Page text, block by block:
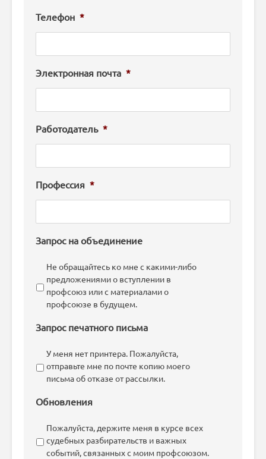
Телефон *
Электронная почта *
Работодатель *
Профессия *
Запрос на объединение
Не обращайтесь ко мне с какими-либо
предложениями о вступлении в
профсоюз или с материалами о
профсоюзе в будущем.
Запрос печатного письма
У меня нет принтера. Пожалуйста,
отправьте мне по почте копию моего
письма об отказе от рассылки.
Обновления
Пожалуйста, держите меня в курсе всех
судебных разбирательств и важных
событий, связанных с моим профсоюзом.